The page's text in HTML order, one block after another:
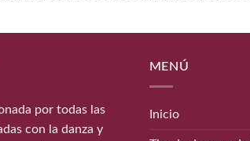
por todas las
con la danza y
MENÚ
Inicio